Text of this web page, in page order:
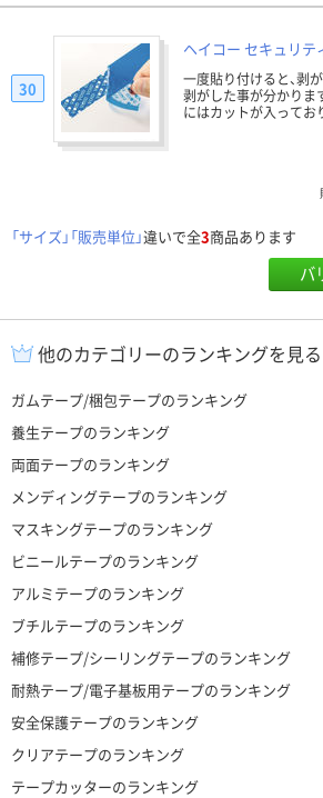
ヘイコー セキュリテ
一度貼り付けると、剥
剥がした事が分かりま
にはカットが入ってお
30
「サイズ」「販売単位」違いで全3商品あります
バ
他のカテゴリーのランキングを見る
ガムテープ/梱包テープのランキング
養生テープのランキング
両面テープのランキング
メンディングテープのランキング
マスキングテープのランキング
ビニールテープのランキング
アルミテープのランキング
ブチルテープのランキング
補修テープ/シーリングテープのランキング
耐熱テープ/電子基板用テープのランキング
安全保護テープのランキング
クリアテープのランキング
テープカッターのランキング